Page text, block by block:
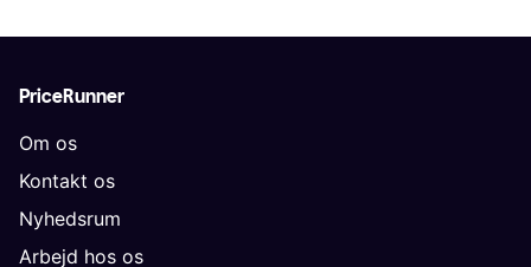
PriceRunner
Om os
Kontakt os
Nyhedsrum
Arbejd hos os